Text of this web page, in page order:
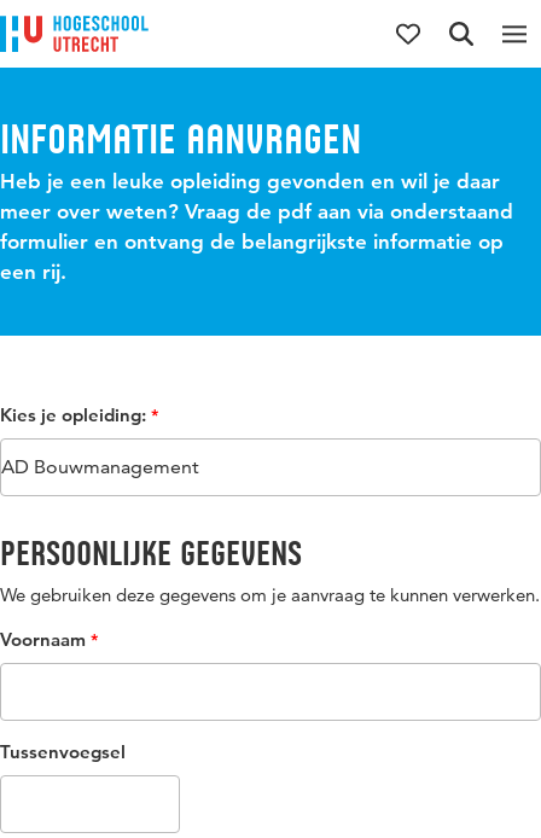
Direct naar de inhoud
Direct naar de hoofdnavigatie
Direct naar de zoekfunctie
Informatie aanvragen
Heb je een leuke opleiding gevonden en wil je daar
meer over weten? Vraag de pdf aan via onderstaand
formulier en ontvang de belangrijkste informatie op
een rij.
Kies je opleiding:
Persoonlijke gegevens
We gebruiken deze gegevens om je aanvraag te kunnen verwerken.
Voornaam
Tussenvoegsel